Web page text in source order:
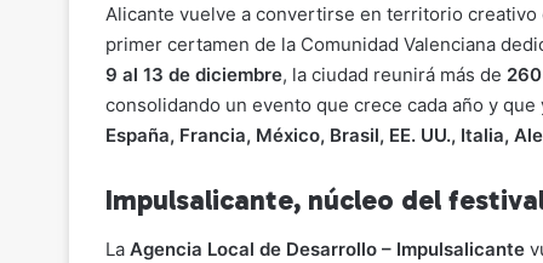
p
y
Li
n
k
ai
l
c
e
b
o
o
k
at
s
A
p
p
e
gr
a
m
m
p
ar
tir
Alicante vuelve a convertirse en territorio creativo
primer certamen de la Comunidad Valenciana
9 al 13 de diciembre, la ciudad reunirá más de
consolidando un evento que crece cada año y
España, Francia, México, Brasil, EE. UU., Italia,
Impulsalicante, núcleo del
La Agencia Local de Desarrollo – Impulsalicante